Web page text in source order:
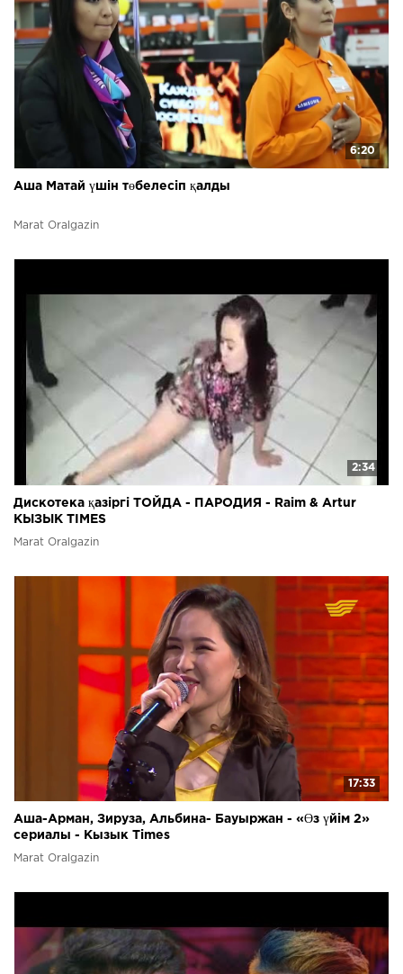
6:20
Аша Матай үшін төбелесіп қалды
Marat Oralgazin
2:34
Дискотека қазіргі ТОЙДА - ПАРОДИЯ - Raim & Artur
КЫЗЫК TIMES
Marat Oralgazin
17:33
Аша-Арман, Зируза, Альбина- Бауыржан - «Өз үйім 2»
сериалы - Кызык Times
Marat Oralgazin